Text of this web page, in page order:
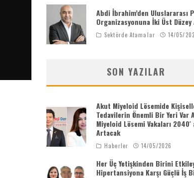
Abdi İbrahim’den Uluslararası
Organizasyonuna İki Üst Düzey
Sektörde Atamalar 14/05/
SON YAZILAR
Akut Miyeloid Lösemide
Tedavilerin Önemli Bir Yeri Var
Miyeloid Lösemi Vakaları 2040′
Artacak
Haberler 14/05/2026
Her Üç Yetişkinden Birini
Hipertansiyona Karşı Güçlü İş